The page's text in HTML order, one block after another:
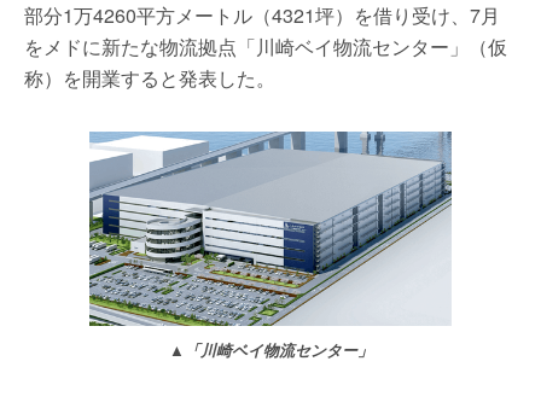
部分1万4260平方メートル（4321坪）を借り受け、7月
をメドに新たな物流拠点「川崎ベイ物流センター」（仮
称）を開業すると発表した。
▲「川崎ベイ物流センター」